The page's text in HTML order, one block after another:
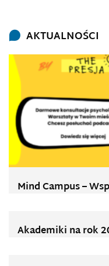
AKTUALNOŚCI
Mind Campus –
Akademiki na rok